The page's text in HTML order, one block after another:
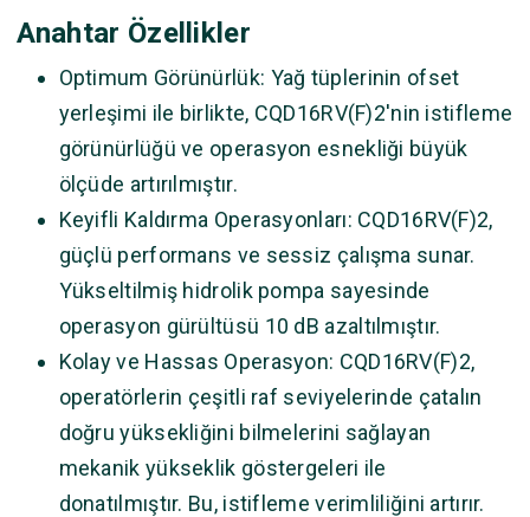
Anahtar Özellikler
Optimum Görünürlük: Yağ tüplerinin ofset
yerleşimi ile birlikte, CQD16RV(F)2'nin istifleme
görünürlüğü ve operasyon esnekliği büyük
ölçüde artırılmıştır.
Keyifli Kaldırma Operasyonları: CQD16RV(F)2,
güçlü performans ve sessiz çalışma sunar.
Yükseltilmiş hidrolik pompa sayesinde
operasyon gürültüsü 10 dB azaltılmıştır.
Kolay ve Hassas Operasyon: CQD16RV(F)2,
operatörlerin çeşitli raf seviyelerinde çatalın
doğru yüksekliğini bilmelerini sağlayan
mekanik yükseklik göstergeleri ile
donatılmıştır. Bu, istifleme verimliliğini artırır.